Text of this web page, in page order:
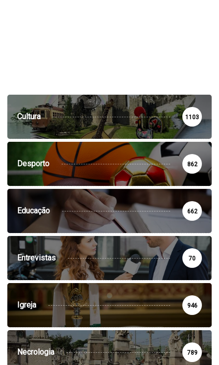
Cultura 1103
Desporto 862
Educação 662
Entrevistas 70
Igreja 946
Necrologia 789